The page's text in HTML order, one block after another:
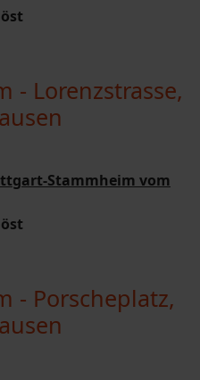
- Lorenzstrasse,
Stammheim vom
- Porscheplatz,